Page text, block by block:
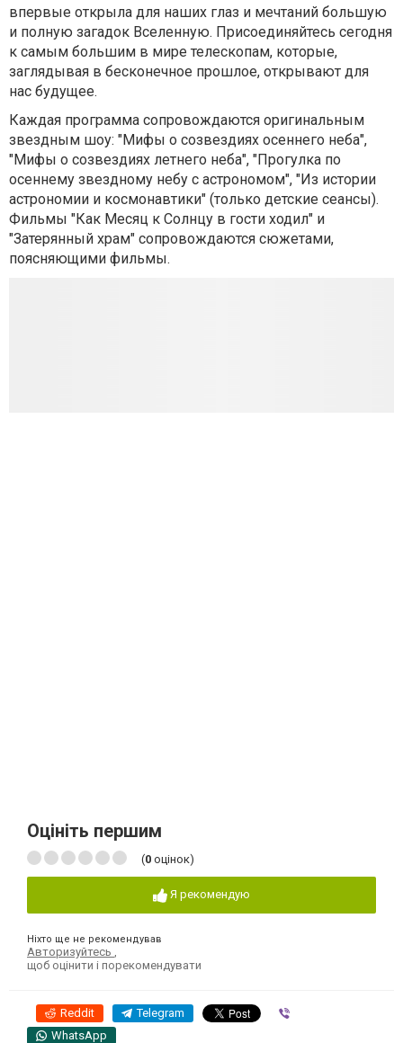
впервые открыла для наших глаз и мечтаний большую
и полную загадок Вселенную. Присоединяйтесь сегодня
к самым большим в мире телескопам, которые,
заглядывая в бесконечное прошлое, открывают для
нас будущее.
Каждая программа сопровождаются оригинальным
звездным шоу: "Мифы о созвездиях осеннего неба",
"Мифы о созвездиях летнего неба", "Прогулка по
осеннему звездному небу с астрономом", "Из истории
астрономии и космонавтики" (только детские сеансы).
Фильмы "Как Месяц к Солнцу в гости ходил" и
"Затерянный храм" сопровождаются сюжетами,
поясняющими фильмы.
Оцініть першим
(0 оцінок)
Я рекомендую
Ніхто ще не рекомендував
Авторизуйтесь
щоб оцінити і порекомендувати
Reddit Telegram
WhatsApp